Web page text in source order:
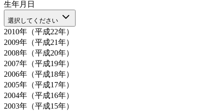
生年月日
選択してください
2010年（平成22年）
2009年（平成21年）
2008年（平成20年）
2007年（平成19年）
2006年（平成18年）
2005年（平成17年）
2004年（平成16年）
2003年（平成15年）